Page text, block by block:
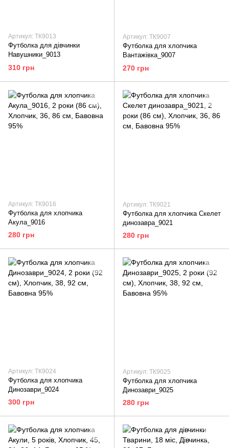
Артикул: ТК9013
Футболка для дівчинки
Навушники_9013
310 грн
Артикул: ТК9007
Футболка для хлопчика
Вантажівка_9007
270 грн
Артикул: ТК9016
Футболка для хлопчика
Акула_9016
280 грн
Артикул: ТК9021
Футболка для хлопчика Скелет
динозавра_9021
280 грн
Артикул: ТК9024
Футболка для хлопчика
Динозаври_9024
300 грн
Артикул: ТК9025
Футболка для хлопчика
Динозаври_9025
280 грн